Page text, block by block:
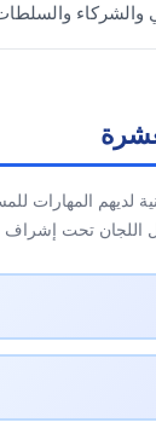
والشركاء
لديهم المهارات
تحت إشراف